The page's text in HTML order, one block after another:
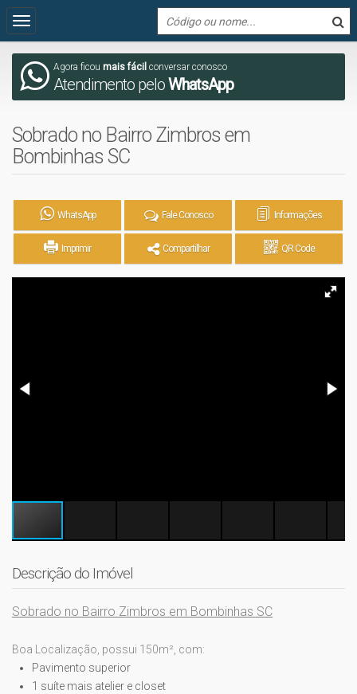
Agora ficou mais fácil conversar conosco
Atendimento peloWhatsApp
Sobrado no Bairro Zimbros em
Bombinhas SC
WhatsApp Fale Conosco Informações
Imprimir Compartilhar QR Code
Descrição do Imóvel
Sobrado no Bairro Zimbros em Bombinhas SC
Boa Localização, possui 150m², com:
Pavimento superior
1 suíte mais atelier e closet